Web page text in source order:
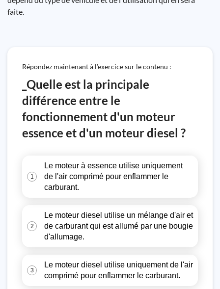
faite.
Répondez maintenant à l’exercice sur le contenu :
_Quelle est la principale
différence entre le
fonctionnement d'un moteur
essence et d'un moteur diesel ?
1
Le moteur à essence utilise uniquement
de l'air comprimé pour enflammer le
carburant.
2
Le moteur diesel utilise un mélange d'air et
de carburant qui est allumé par une bougie
d'allumage.
3
Le moteur diesel utilise uniquement de l'air
comprimé pour enflammer le carburant.